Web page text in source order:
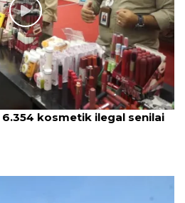
6.354 kosmetik ilegal senilai